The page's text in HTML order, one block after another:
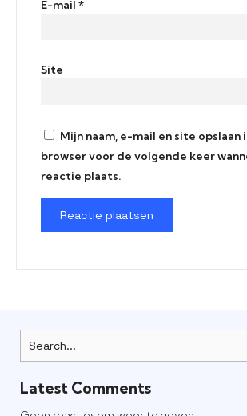
E-mail *
Site
Mijn naam, e-mail en site opslaan
browser voor de volgende keer
reactie plaats.
Latest Comments